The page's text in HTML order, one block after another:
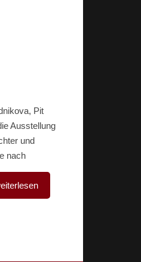
Pit
Ausstellung
und
nach